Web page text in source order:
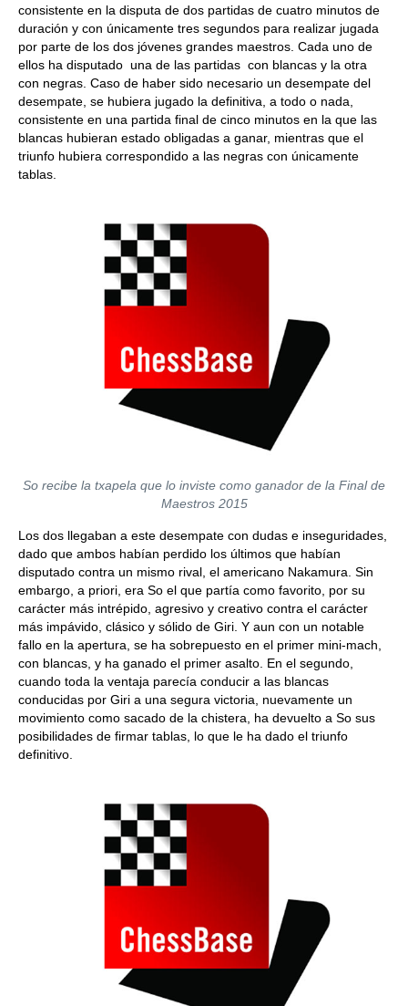
consistente en la disputa de dos partidas de cuatro minutos de
duración y con únicamente tres segundos para realizar jugada
por parte de los dos jóvenes grandes maestros. Cada uno de
ellos ha disputado una de las partidas con blancas y la otra
con negras. Caso de haber sido necesario un desempate del
desempate, se hubiera jugado la definitiva, a todo o nada,
consistente en una partida final de cinco minutos en la que las
blancas hubieran estado obligadas a ganar, mientras que el
triunfo hubiera correspondido a las negras con únicamente
tablas.
So recibe la txapela que lo inviste como ganador de la Final de
Maestros 2015
Los dos llegaban a este desempate con dudas e inseguridades,
dado que ambos habían perdido los últimos que habían
disputado contra un mismo rival, el americano Nakamura. Sin
embargo, a priori, era So el que partía como favorito, por su
carácter más intrépido, agresivo y creativo contra el carácter
más impávido, clásico y sólido de Giri. Y aun con un notable
fallo en la apertura, se ha sobrepuesto en el primer mini-mach,
con blancas, y ha ganado el primer asalto. En el segundo,
cuando toda la ventaja parecía conducir a las blancas
conducidas por Giri a una segura victoria, nuevamente un
movimiento como sacado de la chistera, ha devuelto a So sus
posibilidades de firmar tablas, lo que le ha dado el triunfo
definitivo.